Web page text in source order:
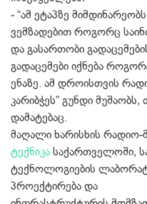
‐ “ამ ეტაპზე
ვემზადებით როგორც
და გასართობი
გადაცემები იქნება
ენაზე. ამ დროისთვის
კარიბჭეს” გუნდი
დამატებაც.
მაღალი ხარისხის
ტექნიკასაქართველოში,
ტექნოლოგიების
პროექტირება და